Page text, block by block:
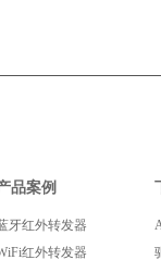
品案例
牙红外转发器
红外转发器